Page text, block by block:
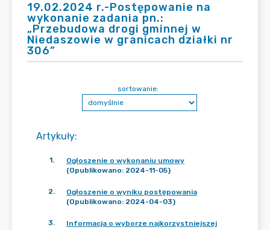
19.02.2024 r.-Postępowanie na
wykonanie zadania pn.:
„Przebudowa drogi gminnej w
Niedaszowie w granicach działki nr
306”
Artykuły:
sortowanie:
1.
Ogłoszenie o wykonaniu umowy
(Opublikowano: 2024-11-05)
2.
Ogłoszenie o wyniku postępowania
(Opublikowano: 2024-04-03)
3.
Informacja o wyborze najkorzystniejszej